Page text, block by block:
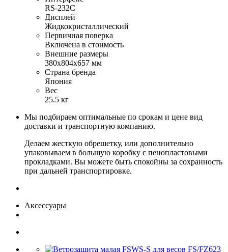
RS-232C
Дисплей
Жидкокристаллический
Первичная поверка
Включена в стоимость
Внешние размеры
380х804х657 мм
Страна бренда
Япония
Вес
25.5 кг
Мы подбираем оптимальные по срокам и цене вид
доставки и транспортную компанию.
Делаем жесткую обрешетку, или дополнительно
упаковываем в большую коробку с пенопластовыми
прокладками. Вы можете быть спокойны за сохранность
при дальней транспортировке.
Аксессуары